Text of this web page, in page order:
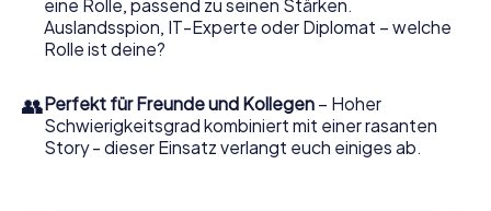
Tickets in die Welt der Spionage und Geheimagenten und
verwandeln Sie Weston-super-Mare in einen Outdoor
Escape Room!
eine Rolle, passend zu seinen Stärken.
Auslandsspion, IT-Experte oder Diplomat – welche
Rolle ist deine?
👥Perfekt für Freunde und Kollegen – Hoher
Schwierigkeitsgrad kombiniert mit einer rasanten
Story - dieser Einsatz verlangt euch einiges ab.